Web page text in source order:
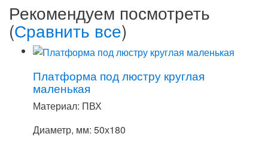
Рекомендуем посмотреть
(Сравнить все)
Платформа под люстру круглая
маленькая
Материал: ПВХ
Диаметр, мм: 50х180